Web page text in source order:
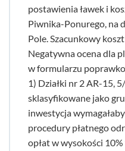
postawienia ławek i
Piwnika-Ponurego, na
Pole. Szacunkowy
Negatywna ocena dla
w formularzu
1) Działki nr 2 AR-15,
sklasyfikowane jako
inwestycja
procedury płatnego
opłat w wysokości